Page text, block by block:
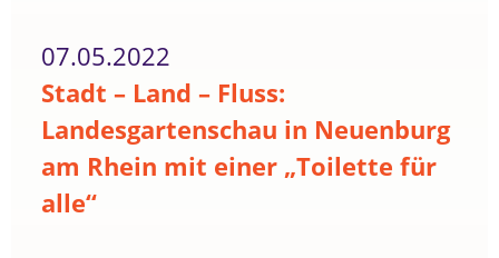
07.05.2022
Stadt – Land – Fluss:
Landesgartenschau in Neuenburg
am Rhein mit einer „Toilette für
alle“